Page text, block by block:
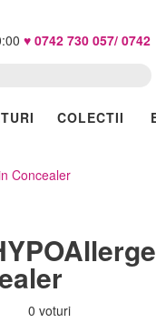
♥ 0742 730 057/ 0742
COLECTII
Concealer
0 voturi